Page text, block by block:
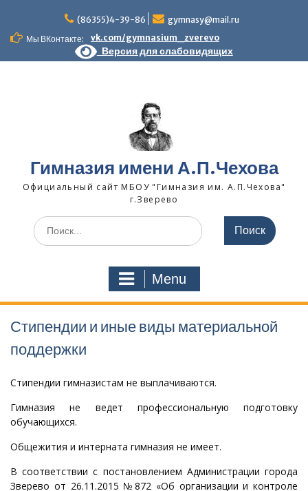
content
(86355)4-39-86
gymnasy@mail.ru
Мы ВКонтакте:
vk.com/gymnasium_zverevo
Версия для слабовидящих
Гимназия имени А.П.Чехова
Официальный сайт МБОУ "Гимназия им. А.П.Чехова"
г.Зверево
Search
for:
Menu
Стипендии и иные виды материальной
поддержки
Стипендии гимназистам не выплачиваются.
Гимназия не ведет профессиональную подготовку
обучающихся.
Общежития и интерната гимназия не имеет.
В соответствии с постановлением Администрации города
Зверево от 26.11.2015 №872 «Об организации и контроле